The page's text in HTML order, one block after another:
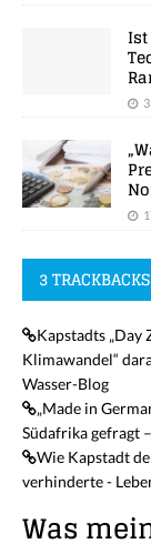
3
Kapstadts „Day
Klimawandel“
Wasser-Blog
„Made in
Südafrika gefragt
Wie Kapstadt
verhinderte -
Was